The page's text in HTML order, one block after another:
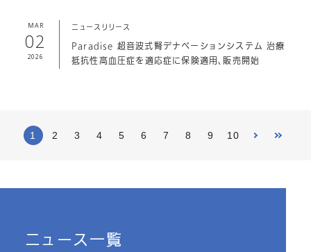
ニュース一覧
MAR
02
2026
ニュースリリース
Paradise 超音波式腎デナベーションシステム 治療
抵抗性高血圧症を適応症に保険適用、販売開始
1 2 3 4 5 6 7 8 9 10